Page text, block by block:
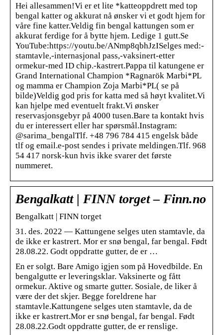
Hei allesammen!Vi er et lite *katteoppdrett med top
bengal katter og akkurat nå ønsker vi et godt hjem for
våre fine katter.Veldig fin bengal kattungen som er
akkurat ferdige for å bytte hjem. Ledige 1 gutt.Se
YouTube:https://youtu.be/ANmp8qbhJzISelges med:-
stamtavle,-internasjonal pass,-vaksinert-etter
ormekur-med ID chip.-kastrert.Pappa til katungene er
Grand International Champion *Ragnarök Marbi*PL
og mamma er Champion Zoja Marbi*PL( se på
bilde)Veldig god pris for katta med så høyt kvalitet.Vi
kan hjelpe med eventuelt frakt.Vi ønsker
reservasjonsgebyr på 4000 tusen.Bare ta kontakt hvis
du er interessert eller har spørsmål.Instagram:
@sarima_bengalTlf. +48 796 784 415 engelsk både
tlf og email.e-post sendes i private meldingen.Tlf. 968
54 417 norsk-kun hvis ikke svarer det første
nummeret.
Bengalkatt | FINN torget – Finn.no
Bengalkatt | FINN torget
31. des. 2022 — Kattungene selges uten stamtavle, da
de ikke er kastrert. Mor er snø bengal, far bengal. Født
28.08.22. Godt oppdratte gutter, de er …
En er solgt. Bare Amigo igjen som på Hovedbilde. En
bengalgutte er leveringsklar. Vaksinerte og fått
ormekur. Aktive og smarte gutter. Sosiale, de liker å
være der det skjer. Begge foreldrene har
stamtavle.Kattungene selges uten stamtavle, da de
ikke er kastrert.Mor er snø bengal, far bengal. Født
28.08.22.Godt oppdratte gutter, de er renslige.